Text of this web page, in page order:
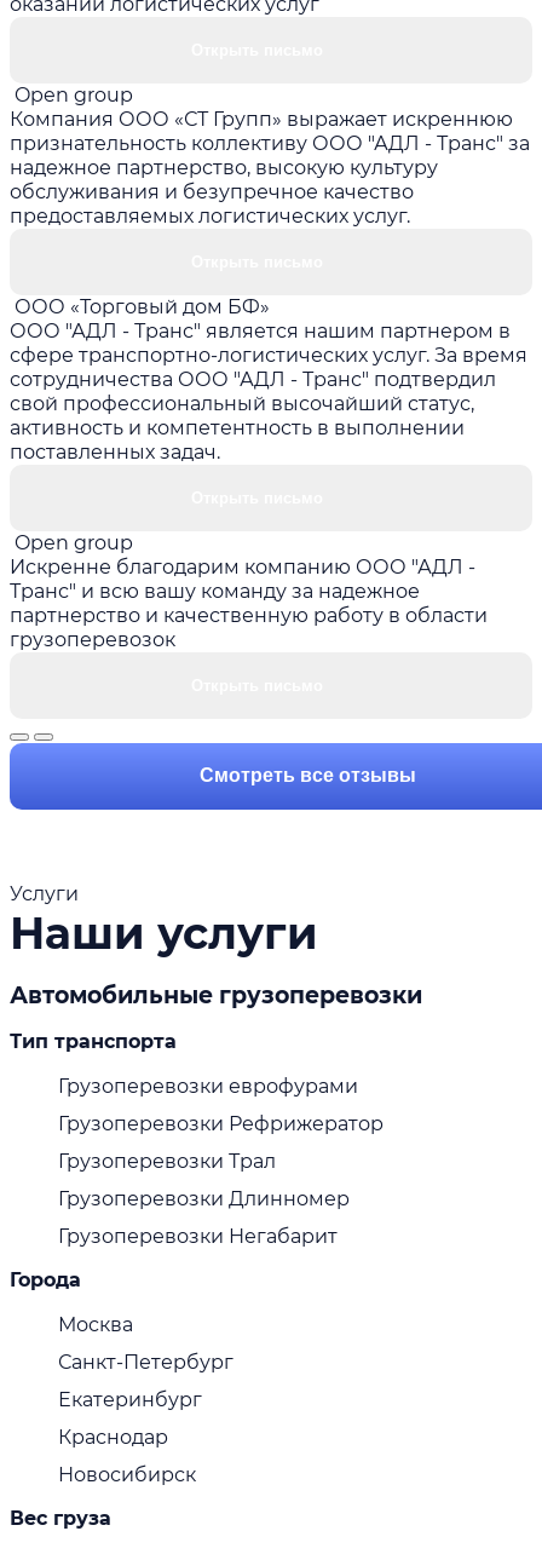
Open group
Компания ООО «СТ Групп» выражает искреннюю
признательность коллективу ООО "АДЛ - Транс" за
надежное партнерство, высокую культуру
обслуживания и безупречное качество
предоставляемых логистических услуг.
ООО «Торговый дом БФ»
ООО "АДЛ - Транс" является нашим партнером в
сфере транспортно-логистических услуг. За время
сотрудничества ООО "АДЛ - Транс" подтвердил
свой профессиональный высочайший статус,
активность и компетентность в выполнении
поставленных задач.
Open group
Искренне благодарим компанию ООО "АДЛ -
Транс" и всю вашу команду за надежное
партнерство и качественную работу в области
грузоперевозок
Смотреть все отзывы
Услуги
Наши услуги
Автомобильные грузоперевозки
Тип транспорта
Грузоперевозки еврофурами
Грузоперевозки Рефрижератор
Грузоперевозки Трал
Грузоперевозки Длинномер
Грузоперевозки Негабарит
Города
Москва
Санкт-Петербург
Екатеринбург
Краснодар
Новосибирск
Вес груза